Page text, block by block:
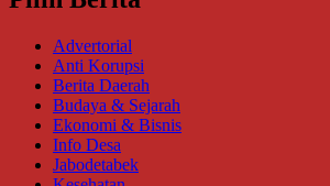
Advertorial
Anti Korupsi
Berita Daerah
Budaya & Sejarah
Ekonomi & Bisnis
Info Desa
Jabodetabek